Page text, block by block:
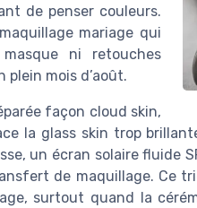
de penser couleurs.
mariage qui
ni retouches
plein mois d’août.
façon cloud skin,
la glass skin trop
un écran solaire fluide
de maquillage. Ce
surtout quand la